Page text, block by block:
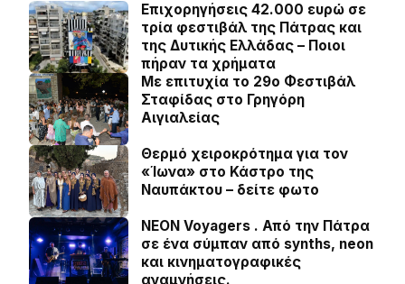
Επιχορηγήσεις 42.000 ευρώ σε
τρία φεστιβάλ της Πάτρας και
της Δυτικής Ελλάδας – Ποιοι
πήραν τα χρήματα
Με επιτυχία το 29ο Φεστιβάλ
Σταφίδας στο Γρηγόρη
Aιγιαλείας
Θερμό χειροκρότημα για τον
«Ίωνα» στο Κάστρο της
Ναυπάκτου – δείτε φωτο
NEON Voyagers . Από την Πάτρα
σε ένα σύμπαν από synths, neon
και κινηματογραφικές
αναμνήσεις.